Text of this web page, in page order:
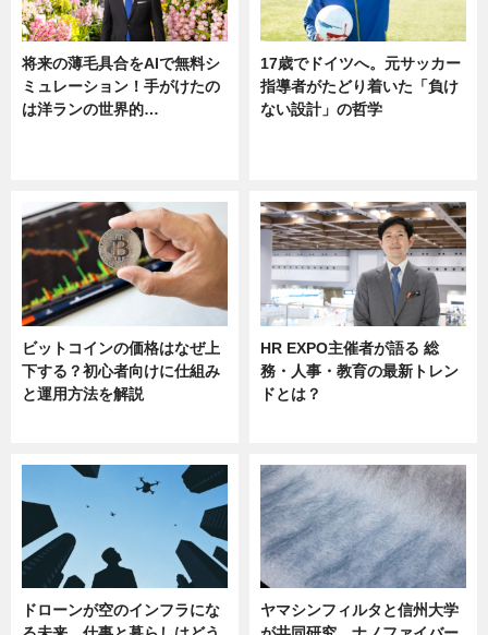
将来の薄毛具合をAIで無料シ
ミュレーション！手がけたの
は洋ランの世界的…
17歳でドイツへ。元サッカー
指導者がたどり着いた「負け
ない設計」の哲学
ビットコインの価格はなぜ上
下する？初心者向けに仕組み
と運用方法を解説
HR EXPO主催者が語る 総
務・人事・教育の最新トレン
ドとは？
ドローンが空のインフラにな
ヤマシンフィルタと信州大学